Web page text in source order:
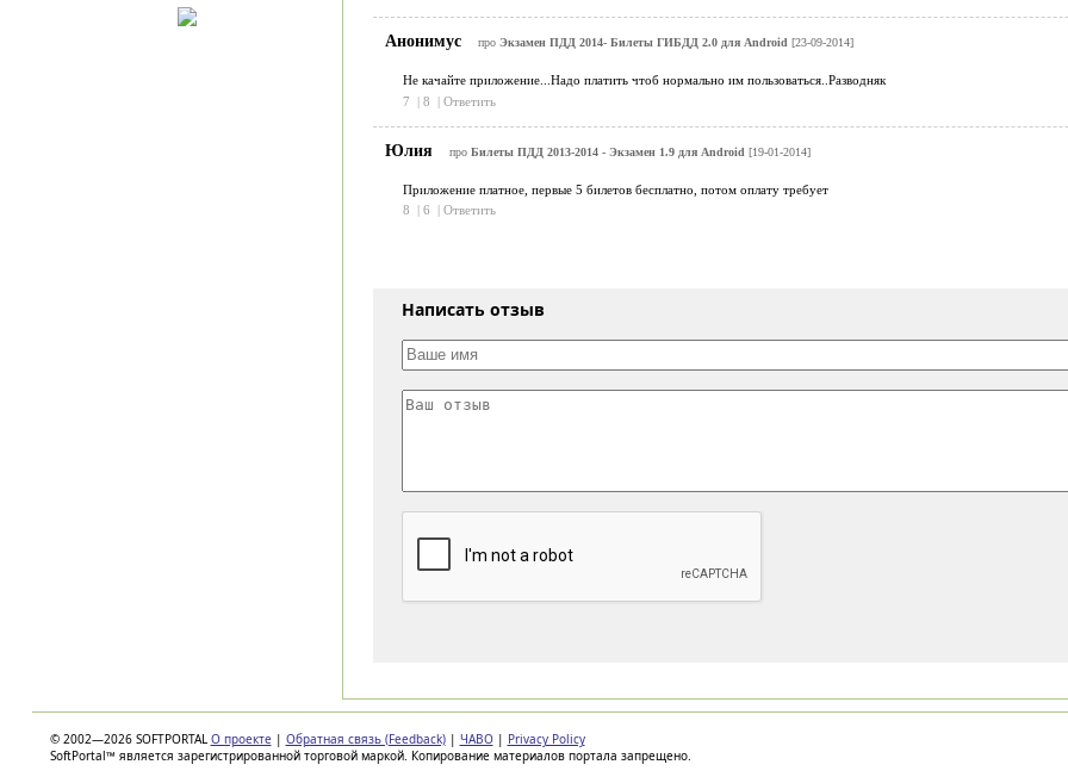
Анонимус про Экзамен ПДД 2014- Билеты ГИБДД 2.0 для Android [23-09-2014]
Не качайте приложение...Надо платить чтоб нормально им пользоваться..Разводняк
7
| 8 | Ответить
Юлия про Билеты ПДД 2013-2014 - Экзамен 1.9 для Android [19-01-2014]
Приложение платное, первые 5 билетов бесплатно, потом оплату требует
8
| 6 | Ответить
Написать отзыв
© 2002—2026 SOFTPORTAL О проекте | Обратная связь (Feedback) | ЧАВО | Privacy Policy
SoftPortal™ является зарегистрированной торговой маркой. Копирование материалов портала запрещено.